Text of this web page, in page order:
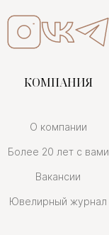
КОМПАНИЯ
О компании
Более 20 лет с вами
Вакансии
Ювелирный журнал